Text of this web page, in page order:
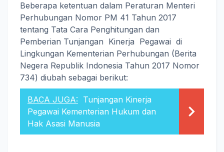
Beberapa ketentuan dalam Peraturan Menteri
Perhubungan Nomor PM 41 Tahun 2017
tentang Tata Cara Penghitungan dan
Pemberian Tunjangan Kinerja Pegawai di
Lingkungan Kementerian Perhubungan (Berita
Negera Republik Indonesia Tahun 2017 Nomor
734) diubah sebagai berikut:
BACA JUGA: Tunjangan Kinerja
Pegawai Kementerian Hukum dan
Hak Asasi Manusia